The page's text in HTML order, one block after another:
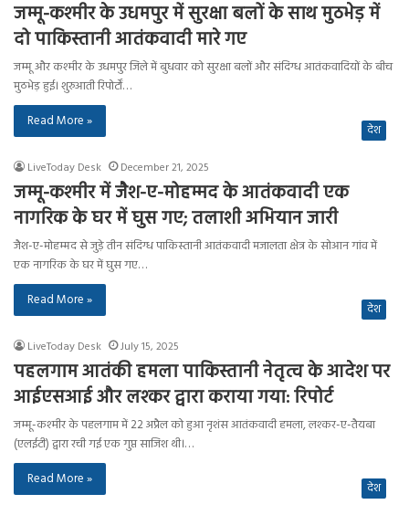
जम्मू-कश्मीर के उधमपुर में सुरक्षा बलों के साथ मुठभेड़ में
दो पाकिस्तानी आतंकवादी मारे गए
जम्मू और कश्मीर के उधमपुर जिले में बुधवार को सुरक्षा बलों और संदिग्ध आतंकवादियों के बीच
मुठभेड़ हुई। शुरुआती रिपोर्टों…
Read More »
देश
LiveToday Desk December 21, 2025
जम्मू-कश्मीर में जैश-ए-मोहम्मद के आतंकवादी एक
नागरिक के घर में घुस गए; तलाशी अभियान जारी
जैश-ए-मोहम्मद से जुड़े तीन संदिग्ध पाकिस्तानी आतंकवादी मजालता क्षेत्र के सोआन गांव में
एक नागरिक के घर में घुस गए…
Read More »
देश
LiveToday Desk July 15, 2025
पहलगाम आतंकी हमला पाकिस्तानी नेतृत्व के आदेश पर
आईएसआई और लश्कर द्वारा कराया गया: रिपोर्ट
जम्मू-कश्मीर के पहलगाम में 22 अप्रैल को हुआ नृशंस आतंकवादी हमला, लश्कर-ए-तैयबा
(एलईटी) द्वारा रची गई एक गुप्त साजिश थी।…
Read More »
देश